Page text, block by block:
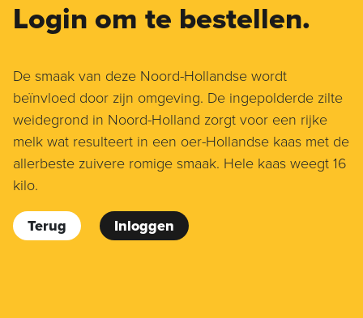
Login om te bestellen.
De smaak van deze Noord-Hollandse wordt
beïnvloed door zijn omgeving. De ingepolderde zilte
weidegrond in Noord-Holland zorgt voor een rijke
melk wat resulteert in een oer-Hollandse kaas met de
allerbeste zuivere romige smaak. Hele kaas weegt 16
kilo.
Terug Inloggen